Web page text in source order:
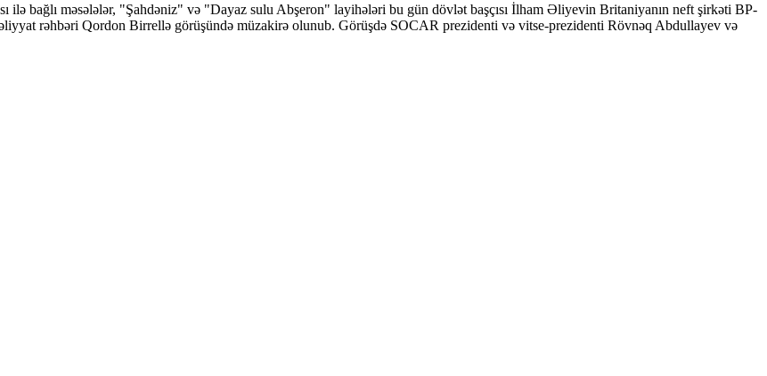
ilə bağlı məsələlər, "Şahdəniz" və "Dayaz sulu Abşeron" layihələri bu gün dövlət başçısı İlham Əliyevin Britaniyanın neft şirkəti BP-
rəhbəri Qordon Birrellə görüşündə müzakirə olunub. Görüşdə SOCAR prezidenti və vitse-prezidenti Rövnəq Abdullayev və